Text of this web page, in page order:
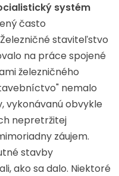
systém
často
staviteľstvo
na práce spojené
železničného
nemalo
vykonávanú obvykle
nepretržitej
záujem.
stavby
ako sa dalo. Niektoré